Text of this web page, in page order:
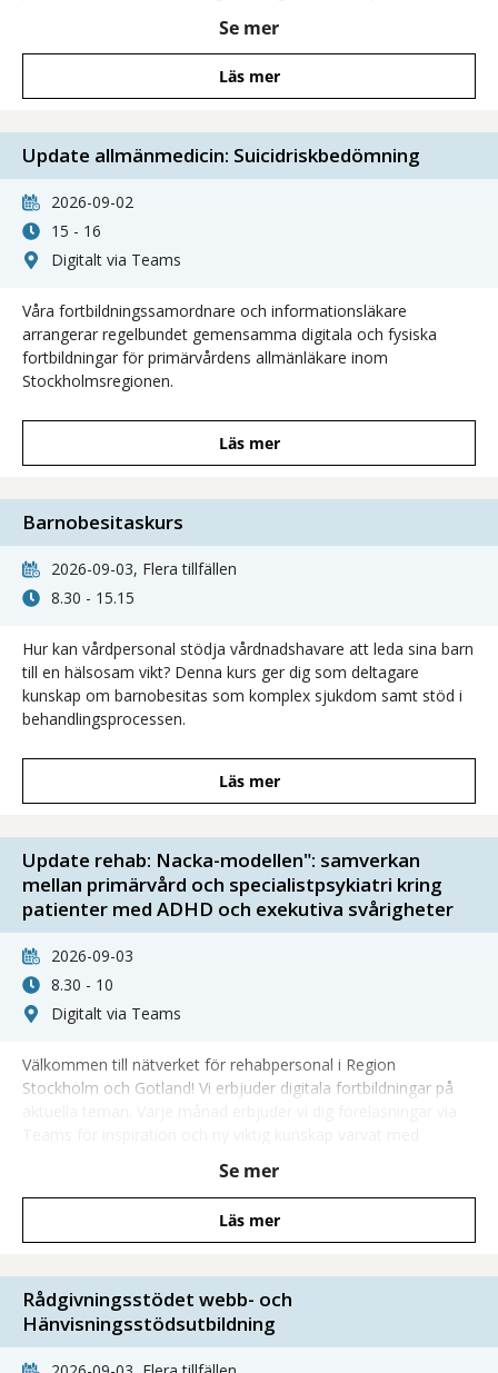
Se mer
Läs mer
Update allmänmedicin: Suicidriskbedömning
2026-09-02
15 - 16
Digitalt via Teams
Våra fortbildningssamordnare och informationsläkare
arrangerar regelbundet gemensamma digitala och fysiska
fortbildningar för primärvårdens allmänläkare inom
Stockholmsregionen.
Läs mer
Barnobesitaskurs
2026-09-03, Flera tillfällen
8.30 - 15.15
Hur kan vårdpersonal stödja vårdnadshavare att leda sina barn
till en hälsosam vikt? Denna kurs ger dig som deltagare
kunskap om barnobesitas som komplex sjukdom samt stöd i
behandlingsprocessen.
Läs mer
Update rehab: Nacka-modellen": samverkan
mellan primärvård och specialistpsykiatri kring
patienter med ADHD och exekutiva svårigheter
2026-09-03
8.30 - 10
Digitalt via Teams
Välkommen till nätverket för rehabpersonal i Region
Stockholm och Gotland! Vi erbjuder digitala fortbildningar på
Se mer
Läs mer
Rådgivningsstödet webb- och
Hänvisningsstödsutbildning